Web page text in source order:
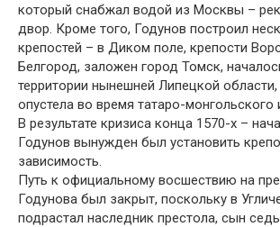
который снабжал водой из Москвы –
двор. Кроме того, Годунов построил
крепостей – в Диком поле, крепости
Белгород, заложен город Томск,
территории нынешней Липецкой области,
опустела во время татаро-монгольского
В результате кризиса конца 1570-х –
Годунов вынужден был установить
зависимость.
Путь к официальному восшествию на
Годунова был закрыт, поскольку в
подрастал наследник престола, сын